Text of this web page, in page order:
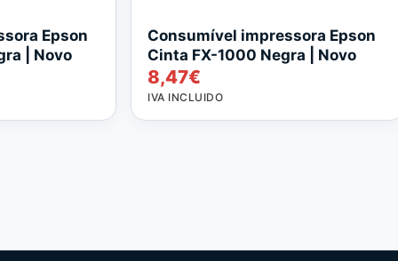
Epson
| Novo
Consumível impressora Epson
Cinta FX-1000 Negra | Novo
8,47€
IVA INCLUIDO